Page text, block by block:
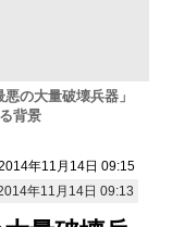
の大量破壊兵器」
背景
年11月14日 09:15
年11月14日 09:13